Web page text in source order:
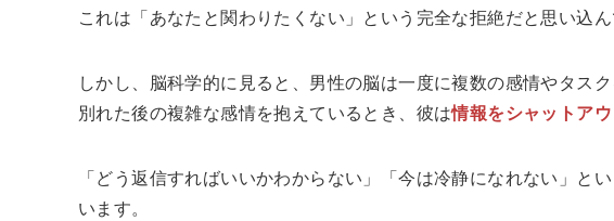
これは「あなたと関わりたくない」という完全な拒絶だと思い込ん
しかし、脳科学的に見ると、男性の脳は一度に複数の感情やタス
別れた後の複雑な感情を抱えているとき、彼は情報をシャットア
「どう返信すればいいかわからない」「今は冷静になれない」と
います。